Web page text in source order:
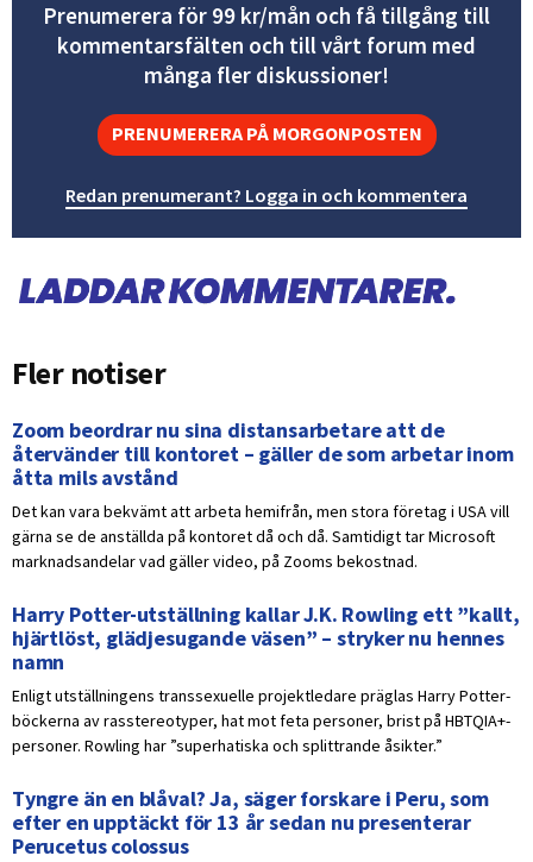
Prenumerera för 99 kr/mån och få tillgång till
kommentarsfälten och till vårt forum med
många fler diskussioner!
PRENUMERERA PÅ MORGONPOSTEN
Redan prenumerant? Logga in och kommentera
Fler notiser
Zoom beordrar nu sina distansarbetare att de
återvänder till kontoret – gäller de som arbetar inom
åtta mils avstånd
Det kan vara bekvämt att arbeta hemifrån, men stora företag i USA vill
gärna se de anställda på kontoret då och då. Samtidigt tar Microsoft
marknadsandelar vad gäller video, på Zooms bekostnad.
Harry Potter-utställning kallar J.K. Rowling ett ”kallt,
hjärtlöst, glädjesugande väsen” – stryker nu hennes
namn
Enligt utställningens transsexuelle projektledare präglas Harry Potter-
böckerna av rasstereotyper, hat mot feta personer, brist på HBTQIA+-
personer. Rowling har ”superhatiska och splittrande åsikter.”
Tyngre än en blåval? Ja, säger forskare i Peru, som
efter en upptäckt för 13 år sedan nu presenterar
Perucetus colossus